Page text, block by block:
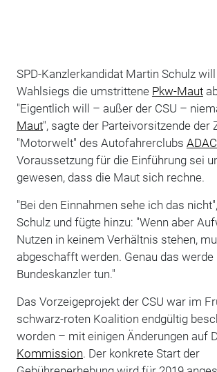
SPD-Kanzlerkandidat Martin Schulz
Wahlsiegs die umstrittene Pkw-Maut
"Eigentlich will – außer der CSU –
Maut", sagte der Parteivorsitzende der
"Motorwelt" des Autofahrerclubs ADAC
Voraussetzung für die Einführung sei
gewesen, dass die Maut sich rechne.
"Bei den Einnahmen sehe ich das
Schulz und fügte hinzu: "Wenn aber
Nutzen in keinem Verhältnis stehen,
abgeschafft werden. Genau das werde
Bundeskanzler tun."
Das Vorzeigeprojekt der CSU war im
schwarz-roten Koalition endgültig
worden – mit einigen Änderungen auf
Kommission. Der konkrete Start der